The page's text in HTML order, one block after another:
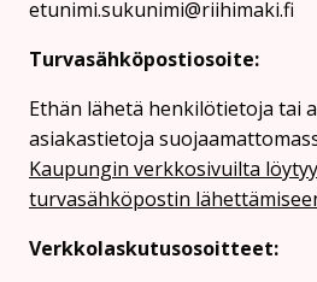
etunimi.sukunimi@riihimaki.fi
Turvasähköpostiosoite:
Ethän lähetä henkilötietoja tai
asiakastietoja
Kaupungin verkkosivuilta
turvasähköpostin
Verkkolaskutusosoitteet: